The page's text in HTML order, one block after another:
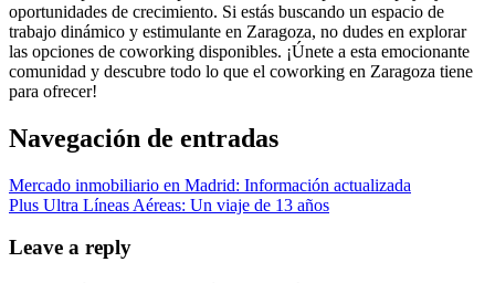
oportunidades de crecimiento. Si estás buscando un espacio de
trabajo dinámico y estimulante en Zaragoza, no dudes en explorar
las opciones de coworking disponibles. ¡Únete a esta emocionante
comunidad y descubre todo lo que el coworking en Zaragoza tiene
para ofrecer!
Navegación de entradas
Mercado inmobiliario en Madrid: Información actualizada
Plus Ultra Líneas Aéreas: Un viaje de 13 años
Leave a reply